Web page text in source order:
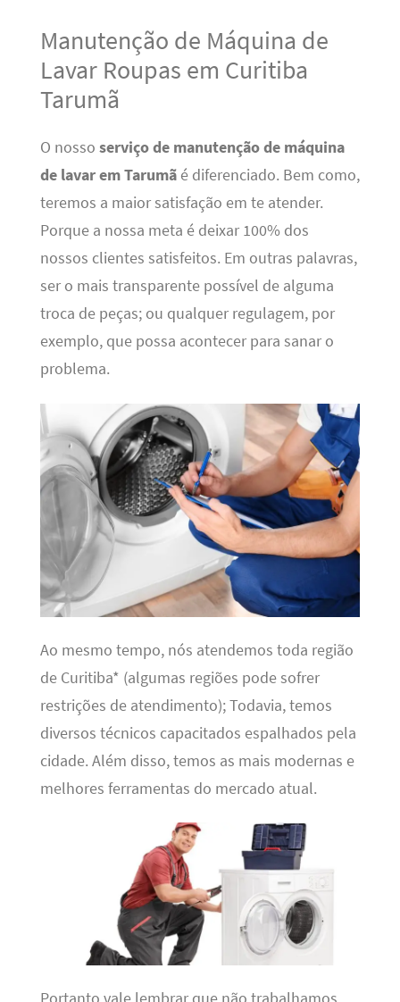
Manutenção de Máquina de
Lavar Roupas em Curitiba
Tarumã
O nosso serviço de manutenção de máquina
de lavar em Tarumãé diferenciado. Bem como,
teremos a maior satisfação em te atender.
Porque a nossa meta é deixar 100% dos
nossos clientes satisfeitos. Em outras palavras,
ser o mais transparente possível de alguma
troca de peças; ou qualquer regulagem, por
exemplo, que possa acontecer para sanar o
problema.
Ao mesmo tempo, nós atendemos toda região
de Curitiba* (algumas regiões pode sofrer
restrições de atendimento); Todavia, temos
diversos técnicos capacitados espalhados pela
cidade. Além disso, temos as mais modernas e
melhores ferramentas do mercado atual.